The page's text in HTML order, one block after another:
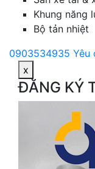
Khung năng
Bộ tản nhiệt
0903534935 Yêu
x
ĐĂNG KÝ